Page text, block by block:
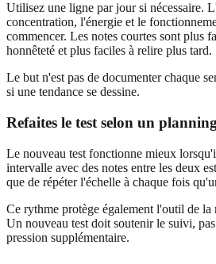
Utilisez une ligne par jour si nécessaire.
concentration, l'énergie et le
commencer. Les notes courtes sont plus
honnêteté et plus faciles à relire plus tard.
Le but n'est pas de documenter chaque
si une tendance se dessine.
Refaites le test selon un
Le nouveau test fonctionne mieux
intervalle avec des notes entre les deux
que de répéter l'échelle à chaque fois
Ce rythme protège également l'outil de la
Un nouveau test doit soutenir le suivi,
pression supplémentaire.